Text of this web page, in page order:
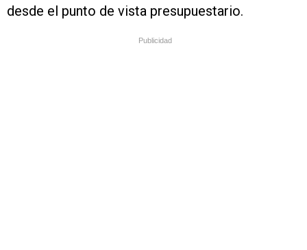
desde el punto de vista presupuestario.
Publicidad